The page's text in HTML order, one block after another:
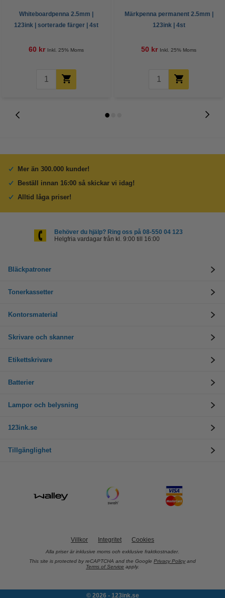
Whiteboardpenna 2.5mm |
123ink | sorterade färger | 4st
60 kr Inkl. 25% Moms
Märkpenna permanent 2.5mm |
123ink | 4st
50 kr Inkl. 25% Moms
Mer än 300.000 kunder!
Beställ innan 16:00 så skickar vi idag!
Alltid låga priser!
Behöver du hjälp? Ring oss på 08-550 04 123
Helgfria vardagar från kl. 9:00 till 16:00
Bläckpatroner
Tonerkassetter
Kontorsmaterial
Skrivare och skanner
Etikettskrivare
Batterier
Lampor och belysning
123ink.se
Tillgänglighet
Villkor Integritet Cookies
Alla priser är inklusive moms och exklusive fraktkostnader.
This site is protected by reCAPTCHA and the Google Privacy Policy and
Terms of Service apply.
© 2026 - 123ink.se